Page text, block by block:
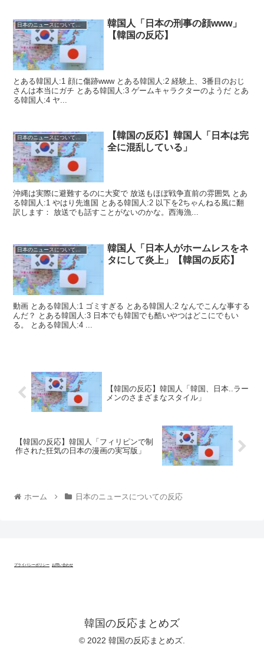
日本のニュースについての反応
韓国人「日本の刑事の顔www」
【韓国の反応】
とある韓国人:1 顔に傷跡www とある韓国人:2 経験上、3番目のおじ
さんは本当にガチ とある韓国人:3 ゲームキャラクターのようだ とあ
る韓国人:4 ヤ...
【韓国の反応】韓国人「日本は完
全に混乱している」
沖縄は実際に避難するのに大変で 放送もほぼ戦争直前の雰囲気 とあ
る韓国人:1 やはり先進国 とある韓国人:2 以下を2ちゃんねる風に翻
訳します： 放送でも話すことがないのかな。西海漁...
日本のニュースについての反応
韓国人「日本人がホームレスをネ
タにして炎上」【韓国の反応】
動画 とある韓国人:1 ゴミすぎる とある韓国人:2 なんでこんな事する
んだ？ とある韓国人:3 日本でも韓国でも酷いやつはどこにでもい
る。 とある韓国人:4 ...
【韓国の反応】韓国人「韓国、日本..ラー
メンのさまざまなスタイル」
【韓国の反応】韓国人「フィリピンで制
作された狂気の日本の漫画の実写版」
ホーム 日本のニュースについての反応
プライバシーポリシー お問い合わせ
韓国の反応まとめズ
© 2022 韓国の反応まとめズ.